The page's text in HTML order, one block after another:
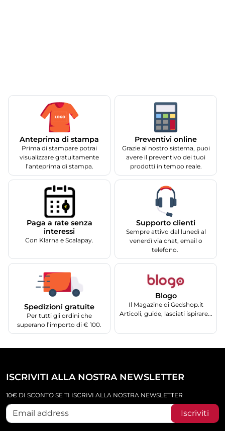
Anteprima di stampa
Prima di stampare potrai
visualizzare gratuitamente
l’anteprima di stampa.
Preventivi online
Grazie al nostro sistema, puoi
avere il preventivo dei tuoi
prodotti in tempo reale.
Paga a rate senza
interessi
Con Klarna e Scalapay.
Supporto clienti
Sempre attivo dal lunedì al
venerdì via chat, email o
telefono.
Spedizioni gratuite
Per tutti gli ordini che
superano l’importo di € 100.
Blogo
Il Magazine di Gedshop.it
Articoli, guide, lasciati ispirare...
ISCRIVITI ALLA NOSTRA NEWSLETTER
10€ DI SCONTO SE TI ISCRIVI ALLA NOSTRA NEWSLETTER
Iscriviti